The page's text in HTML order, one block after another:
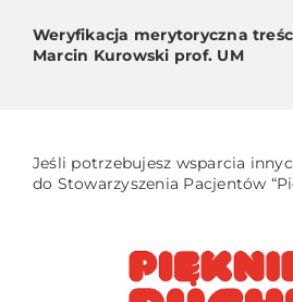
Weryfikacja merytoryczna
Marcin Kurowski prof. UM
Jeśli potrzebujesz wsparcia
do Stowarzyszenia Pacjentów